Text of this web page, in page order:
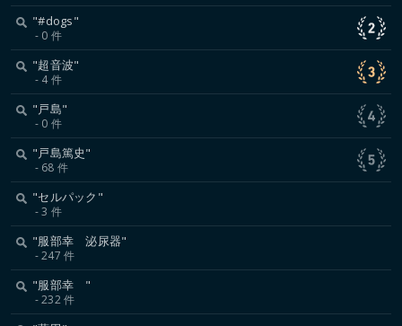
"#dogs"
0 件
"超音波"
4 件
"戸島"
0 件
"戸島篤史"
68 件
"セルパック"
3 件
"服部幸 泌尿器"
247 件
"服部幸 "
232 件